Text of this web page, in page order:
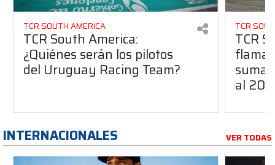
TCR SOUTH AMERICA
TCR South America:
¿Quiénes serán los pilotos
del Uruguay Racing Team?
TCR
TCR
suma
al
INTERNACIONALES VER TODAS